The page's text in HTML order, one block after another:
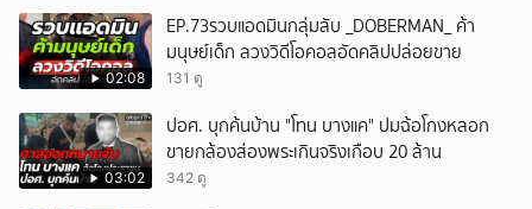
02:08
EP.73รวบแอดมินกลุ่มลับ _DOBERMAN_ ค้า
มนุษย์เด็ก ลวงวิดีโอคอลอัดคลิปปล่อยขาย
131 ดู
03:02
ปอศ. บุกค้นบ้าน "โทน บางแค" ปมฉ้อโกงหลอก
ขายกล้องส่องพระเกินจริงเกือบ 20 ล้าน
342 ดู